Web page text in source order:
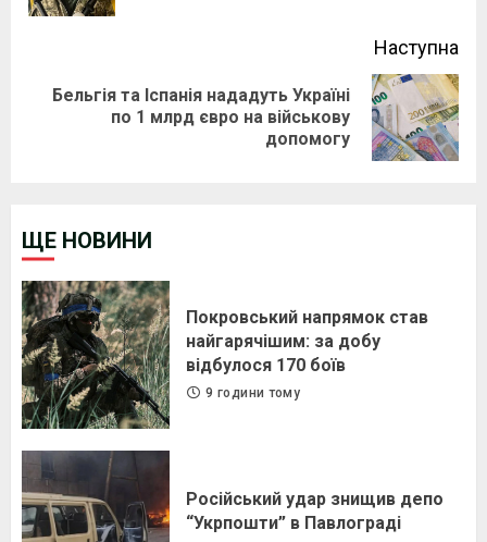
Наступна
Бельгія та Іспанія нададуть Україні
по 1 млрд євро на військову
допомогу
ЩЕ НОВИНИ
Покровський напрямок став
найгарячішим: за добу
відбулося 170 боїв
9 години тому
Російський удар знищив депо
“Укрпошти” в Павлограді